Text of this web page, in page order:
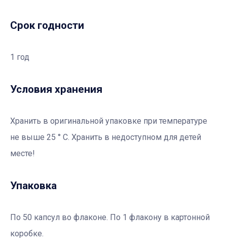
Срок годности
1 год
Условия хранения
Хранить в оригинальной упаковке при температуре
не выше 25 ° С. Хранить в недоступном для детей
месте!
Упаковка
По 50 капсул во флаконе. По 1 флакону в картонной
коробке.